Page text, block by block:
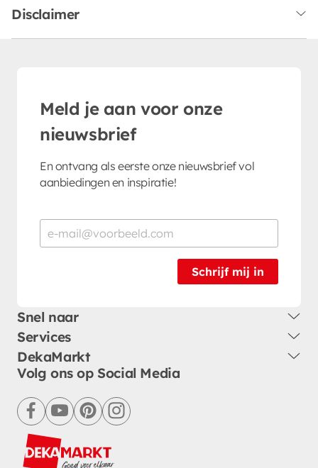
Disclaimer
Meld je aan voor onze
nieuwsbrief
En ontvang als eerste onze nieuwsbrief vol
aanbiedingen en inspiratie!
Schrijf mij in
Snel naar
Services
DekaMarkt
Volg ons op Social Media
facebookyoutubepinterestinstagram